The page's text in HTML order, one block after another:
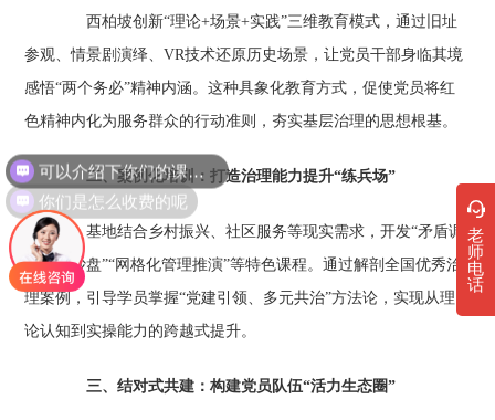
西柏坡创新“理论+场景+实践”三维教育模式，通过旧址
参观、情景剧演绎、VR技术还原历史场景，让党员干部身临其境
感悟“两个务必”精神内涵。这种具象化教育方式，促使党员将红
色精神内化为服务群众的行动准则，夯实基层治理的思想根基。
二、案例化培训：打造治理能力提升“练兵场”‌
基地结合乡村振兴、社区服务等现实需求，开发“矛盾调
解模拟沙盘”“网格化管理推演”等特色课程。通过解剖全国优秀治
理案例，引导学员掌握“党建引领、多元共治”方法论，实现从理
论认知到实操能力的跨越式提升。
三、结对式共建：构建党员队伍“活力生态圈”‌
老
师
电
话
可以介绍下你们的课程吗？
你们是怎么收费的呢